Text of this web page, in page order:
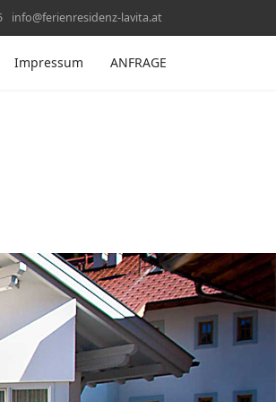
info@ferienresidenz-lavita.at
Impressum ANFRAGE